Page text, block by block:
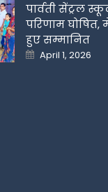
पार्वती सेंट्रल
परिणाम घोषित,
हुए सम्मानित
Posted
on
April 1, 2026